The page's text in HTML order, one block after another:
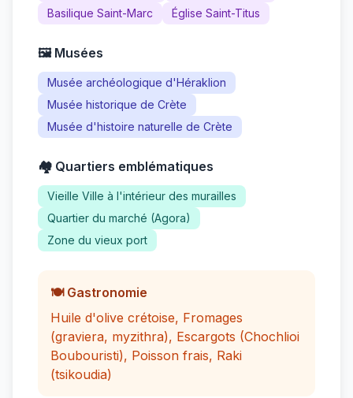
Basilique Saint-Marc
Église Saint-Titus
🖼️ Musées
Musée archéologique d'Héraklion
Musée historique de Crète
Musée d'histoire naturelle de Crète
🏘️ Quartiers emblématiques
Vieille Ville à l'intérieur des murailles
Quartier du marché (Agora)
Zone du vieux port
🍽️ Gastronomie
Huile d'olive crétoise, Fromages
(graviera, myzithra), Escargots (Chochlioi
Boubouristi), Poisson frais, Raki
(tsikoudia)